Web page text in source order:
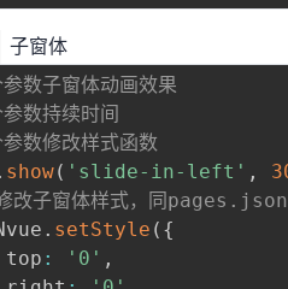
子窗体
数子窗体动画效果
数持续时间
数修改样式函数
show( 'slide-in-left' ,
子窗体样式，同
. setStyle ( {
		top
: '0' ,